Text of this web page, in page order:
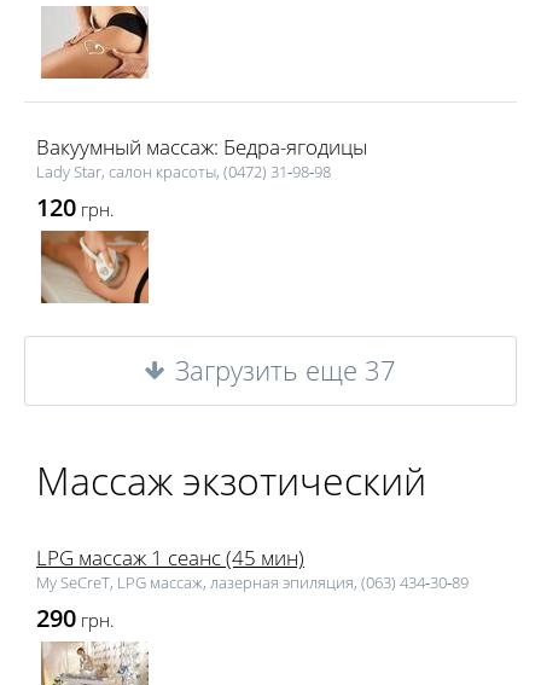
Вакуумный массаж: Бедра-ягодицы
Lаdy Star, салон красоты, (0472) 31‑98‑98
120 грн.
Загрузить еще 37
Массаж экзотический
LPG массаж 1 сеанс (45 мин)
My SeCreT, LPG массаж, лазерная эпиляция, (063) 434‑30‑89
290 грн.